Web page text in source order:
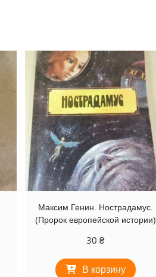
Максим Генин. Нострадамус.
(Пророк европейской истории)
30 ₴
В корзину